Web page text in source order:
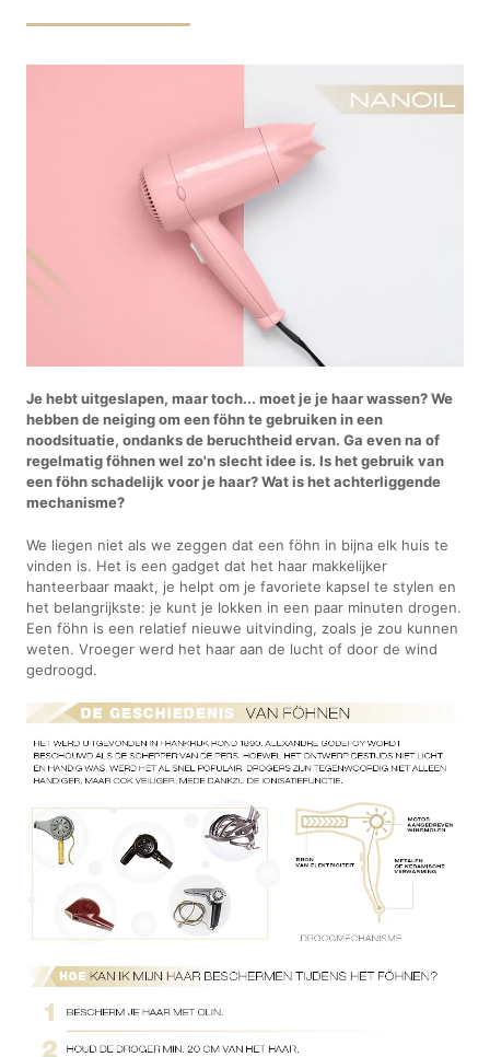
Je hebt uitgeslapen, maar toch... moet je je haar wassen? We
hebben de neiging om een föhn te gebruiken in een
noodsituatie, ondanks de beruchtheid ervan. Ga even na of
regelmatig föhnen wel zo'n slecht idee is. Is het gebruik van
een föhn schadelijk voor je haar? Wat is het achterliggende
mechanisme?
We liegen niet als we zeggen dat een föhn in bijna elk huis te
vinden is. Het is een gadget dat het haar makkelijker
hanteerbaar maakt, je helpt om je favoriete kapsel te stylen en
het belangrijkste: je kunt je lokken in een paar minuten drogen.
Een föhn is een relatief nieuwe uitvinding, zoals je zou kunnen
weten. Vroeger werd het haar aan de lucht of door de wind
gedroogd.